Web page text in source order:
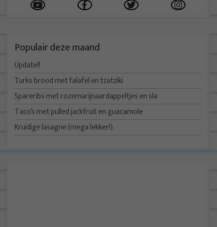
Populair deze maand
Update!!
Turks brood met falafel en tzatziki
Spareribs met rozemarijnaardappeltjes en sla
Taco’s met pulled jackfruit en guacamole
Kruidige lasagne (mega lekker!)